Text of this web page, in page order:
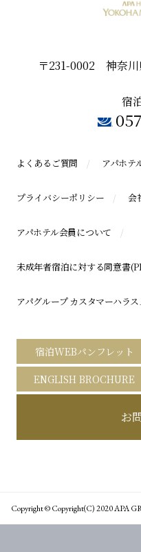
〒231-0002 神奈川
宿
よくあるご質問 アパホテ
プライバシーポリシー 会
アパホテル会員について
未成年者宿泊に対する同意書
アパグループ カスタマーハラ
宿泊WEBパンフレット
ENGLISH BROCHURE
お
Copyright © Copyright(C) 2020 APA